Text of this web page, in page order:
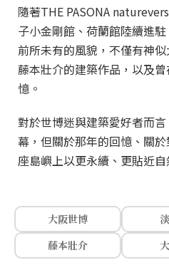
隨著THE PASONA
子小金剛館、荷蘭館陸續進
前所未有的風貌，不僅有神
藤本壯介的建築作品，以及
憶。
對於世博迷與建築愛好者而
幕，但關於那年的回憶、關
座島嶼上以更永續、更貼近
大阪世博
藤本壯介